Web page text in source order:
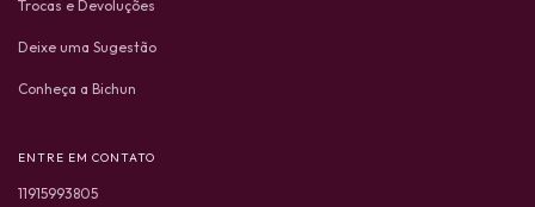
Trocas e Devoluções
Deixe uma Sugestão
Conheça a Bichun
ENTRE EM CONTATO
11915993805